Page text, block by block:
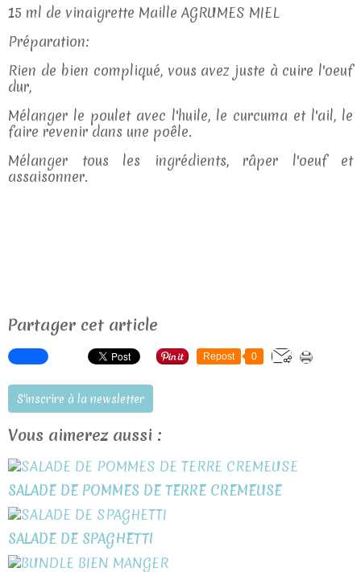
15 ml de vinaigrette Maille AGRUMES MIEL
Préparation:
Rien de bien compliqué, vous avez juste à cuire l'oeuf
dur,
Mélanger le poulet avec l'huile, le curcuma et l'ail, le
faire revenir dans une poêle.
Mélanger tous les ingrédients, râper l'oeuf et
assaisonner.
Partager cet article
Repost 0
S'inscrire à la newsletter
Vous aimerez aussi :
SALADE DE POMMES DE TERRE CREMEUSE
SALADE DE SPAGHETTI